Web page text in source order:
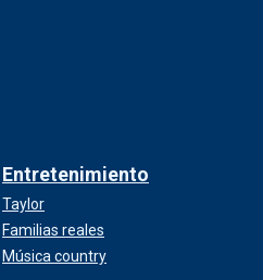
Entretenimiento
Taylor
Familias reales
Música country